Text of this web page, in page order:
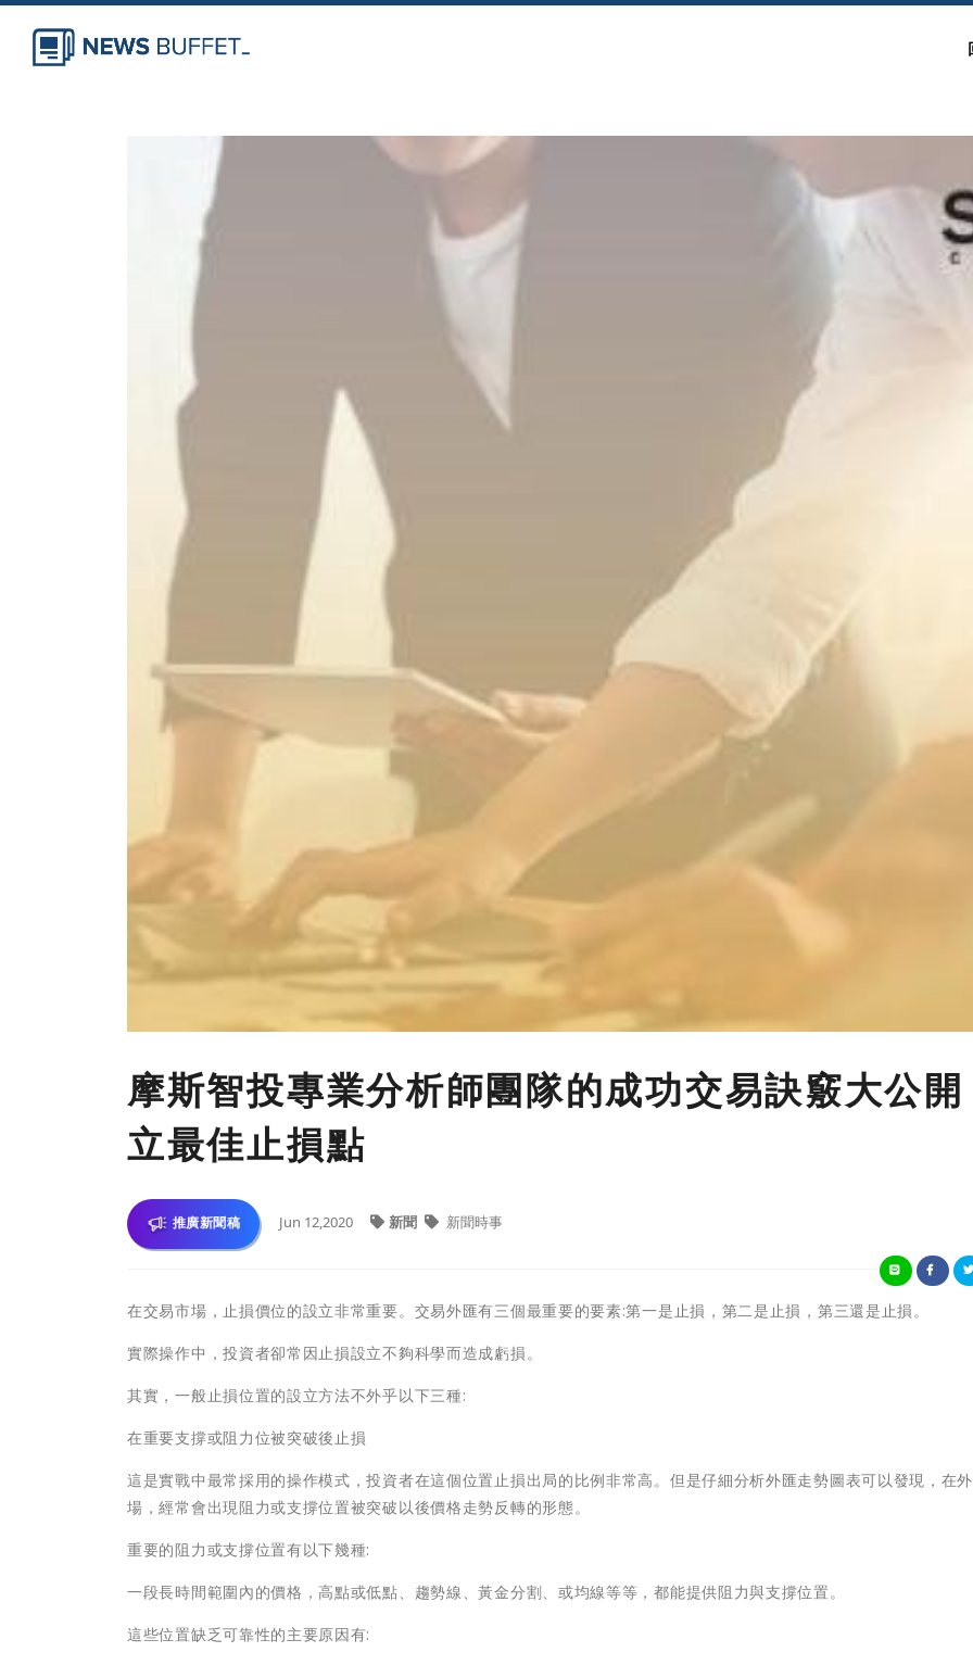
摩斯智投專業分析師團隊的成功交易訣竅大公開
立最佳止損點
推廣新聞稿 Jun 12,2020 新聞 新聞時事
在交易市場，止損價位的設立非常重要。交易外匯有三個最重要的要素:第一是止損，第二是止損，第三還是止損。
實際操作中，投資者卻常因止損設立不夠科學而造成虧損。
其實，一般止損位置的設立方法不外乎以下三種:
在重要支撐或阻力位被突破後止損
這是實戰中最常採用的操作模式，投資者在這個位置止損出局的比例非常高。但是仔細分析外匯走勢圖表可以發現，在
場，經常會出現阻力或支撐位置被突破以後價格走勢反轉的形態。
重要的阻力或支撐位置有以下幾種:
一段長時間範圍內的價格，高點或低點、趨勢線、黃金分割、或均線等等，都能提供阻力與支撐位置。
這些位置缺乏可靠性的主要原因有: